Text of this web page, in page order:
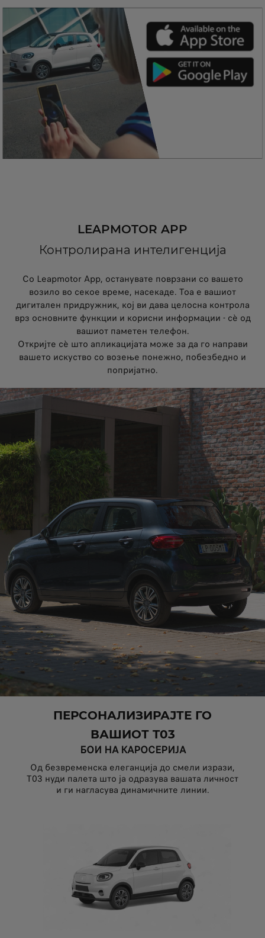
LEAPMOTOR APP
Контролирана интелигенција
Со Leapmotor App, oстанувате поврзани со вашето
возило во секое време, насекаде. Тоа е вашиот
дигитален придружник, кој ви дава целосна контрола
врз основните функции и корисни информации - сè од
вашиот паметен телефон.
Откријте сè што апликацијата може за да го направи
вашето искуство со возење понежно, побезбедно и
попријатно.
ПЕРСОНАЛИЗИРАЈТЕ ГО
ВАШИОТ T03
БОИ НА КАРОСЕРИЈА
Од безвременска елеганција до смели изрази,
T03 нуди палета што ја одразува вашата личност
и ги нагласува динамичните линии.